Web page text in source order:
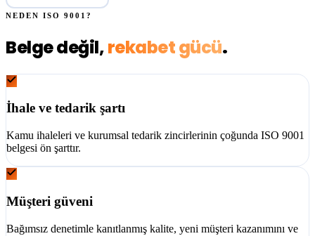
NEDEN ISO 9001?
Belge değil,rekabet gücü.
İhale ve tedarik şartı
Kamu ihaleleri ve kurumsal tedarik zincirlerinin çoğunda ISO 9001
belgesi ön şarttır.
Müşteri güveni
Bağımsız denetimle kanıtlanmış kalite, yeni müşteri kazanımını ve